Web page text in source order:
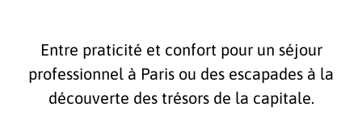
Entre praticité et confort pour un séjour
professionnel à Paris ou des escapades à la
découverte des trésors de la capitale.